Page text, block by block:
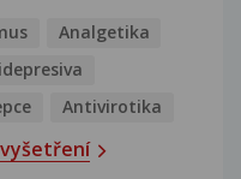
Analgetika
Antivirotika